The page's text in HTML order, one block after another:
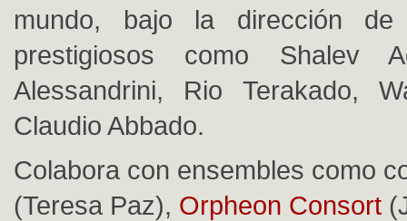
mundo, bajo la dirección de
prestigiosos como Shalev
Alessandrini, Rio Terakado,
Claudio Abbado.
Colabora con ensembles como
(Teresa Paz), Orpheon Consort